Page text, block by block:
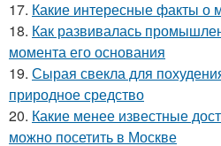
17. Какие интересные факты о
18. Как развивалась
момента его основания
19. Сырая свекла для
природное средство
20. Какие менее известные
можно посетить в Москве